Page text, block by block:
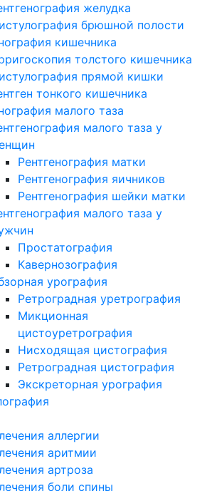
желудка
брюшной полости
кишечника
толстого кишечника
прямой кишки
тонкого кишечника
малого таза
малого таза у
Рентгенография матки
Рентгенография яичников
Рентгенография шейки матки
малого таза у
Простатография
Кавернозография
урография
Ретроградная уретрография
Микционная
цистоуретрография
Нисходящая цистография
Ретроградная цистография
Экскреторная урография
аллергии
аритмии
артроза
боли спины